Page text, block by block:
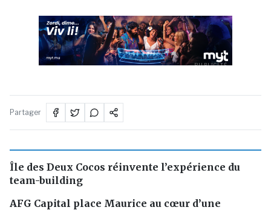
PUBLICITÉ
Partager
Île des Deux Cocos réinvente l’expérience du
team-building
AFG Capital place Maurice au cœur d’une